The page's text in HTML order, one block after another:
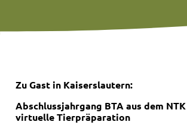
Zu Gast in Kaiserslautern:
Abschlussjahrgang BTA aus dem
virtuelle Tierpräparation